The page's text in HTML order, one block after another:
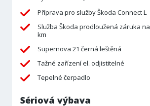
Příprava pro služby Škoda Connect L
Služba Škoda prodloužená záruka na
km
Supernova 21 černá leštěná
Tažné zařízení el. odjistitelné
Tepelné čerpadlo
Sériová výbava